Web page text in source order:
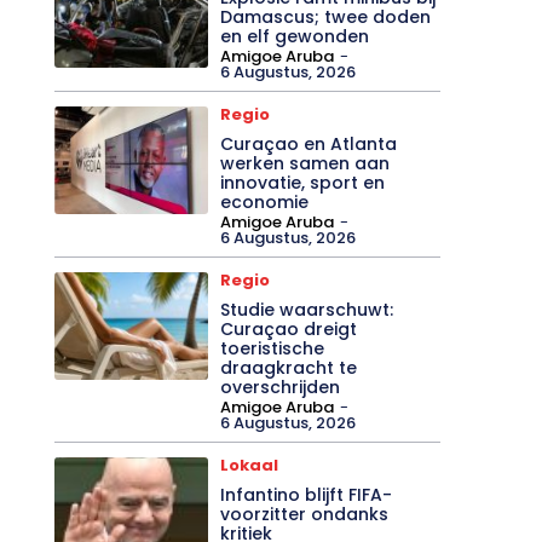
Damascus; twee doden
en elf gewonden
Amigoe Aruba -
6 Augustus, 2026
Regio
Curaçao en Atlanta
werken samen aan
innovatie, sport en
economie
Amigoe Aruba -
6 Augustus, 2026
Regio
Studie waarschuwt:
Curaçao dreigt
toeristische
draagkracht te
overschrijden
Amigoe Aruba -
6 Augustus, 2026
Lokaal
Infantino blijft FIFA-
voorzitter ondanks
kritiek